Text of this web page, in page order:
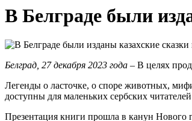
В Белграде были
Белград, 27 декабря 2023 года – В целях
Легенды о ласточке, о споре животных,
доступны для маленьких сербских
Презентация книги прошла в канун Нового